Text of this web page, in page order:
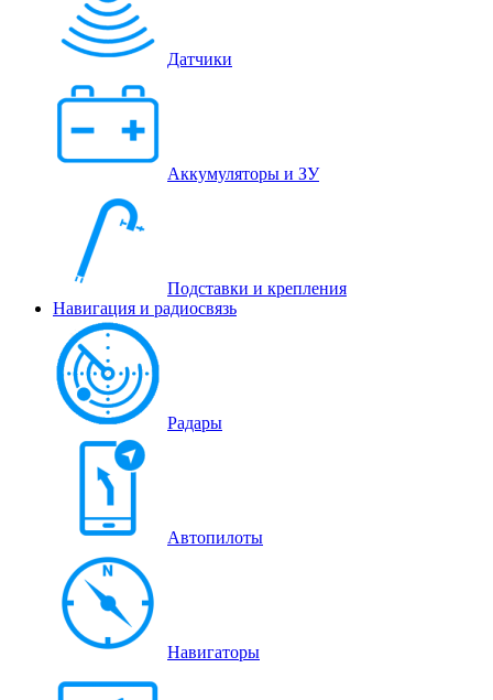
Датчики
Аккумуляторы и ЗУ
Подставки и крепления
Навигация и радиосвязь
Радары
Автопилоты
Навигаторы